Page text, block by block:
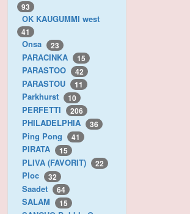
93
OK KAUGUMMI west
41
Onsa 23
PARACINKA 15
PARASTOO 42
PARASTOU 11
Parkhurst 10
PERFETTI 206
PHILADELPHIA 36
Ping Pong 41
PIRATA 15
PLIVA (FAVORIT) 22
Ploc 32
Saadet 64
SALAM 15